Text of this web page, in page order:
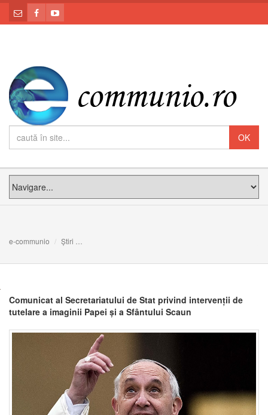
e-communio Știri
Comunicat al Secretariatului de Stat privind intervenții de
tutelare a imaginii Papei și a Sfântului Scaun